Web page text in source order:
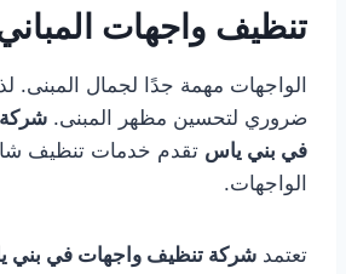
تنظيف واجهات
الواجهات مهمة جدًا لجمال المبنى.
ضروري لتحسين مظهر المبنى.
في بني ياس تقدم خدمات تنظيف
الواجهات.
تعتمد شركة تنظيف واجهات في بني